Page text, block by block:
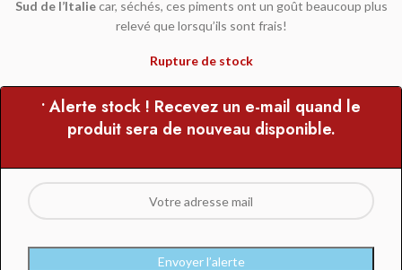
Sud de l’Italiecar, séchés, ces piments ont un goût beaucoup plus
relevé que lorsqu’ils sont frais!
Rupture de stock
• Alerte stock ! Recevez un e-mail quand le
produit sera de nouveau disponible.
Envoyer l’alerte